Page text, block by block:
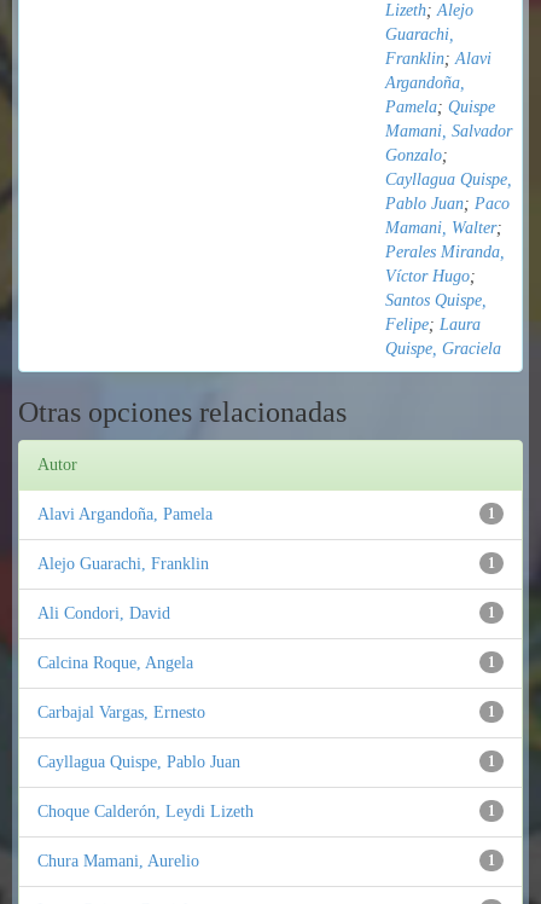
Lizeth;Alejo
Guarachi,
Franklin;Alavi
Argandoña,
Pamela; Quispe
Mamani, Salvador
Gonzalo;
Cayllagua Quispe,
Pablo Juan; Paco
Mamani, Walter;
Perales Miranda,
Víctor Hugo;
Santos Quispe,
Felipe; Laura
Quispe, Graciela
Otras opciones relacionadas
Autor
1
Alavi Argandoña, Pamela
1
Alejo Guarachi, Franklin
1
Ali Condori, David
1
Calcina Roque, Angela
1
Carbajal Vargas, Ernesto
1
Cayllagua Quispe, Pablo Juan
1
Choque Calderón, Leydi Lizeth
1
Chura Mamani, Aurelio